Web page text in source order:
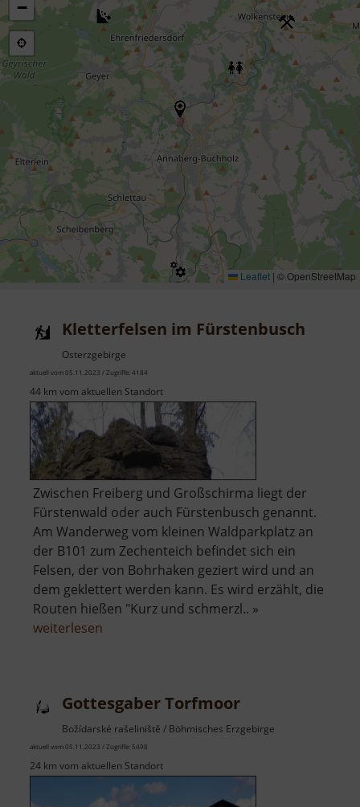
−
Leaflet | © OpenStreetMap
Kletterfelsen im Fürstenbusch
Osterzgebirge
aktuell vom 05.11.2023 / Zugriffe: 4184
44 km vom aktuellen Standort
Zwischen Freiberg und Großschirma liegt der
Fürstenwald oder auch Fürstenbusch genannt.
Am Wanderweg vom kleinen Waldparkplatz an
der B101 zum Zechenteich befindet sich ein
Felsen, der von Bohrhaken geziert wird und an
dem geklettert werden kann. Es wird erzählt, die
Routen hießen "Kurz und schmerzl.. »
weiterlesen
Gottesgaber Torfmoor
Božídarské rašeliniště / Böhmisches Erzgebirge
aktuell vom 05.11.2023 / Zugriffe: 5498
24 km vom aktuellen Standort